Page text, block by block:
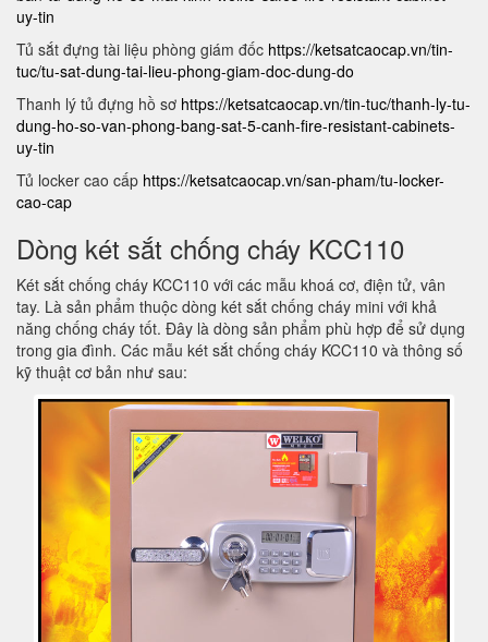
uy-tin
Tủ sắt đựng tài liệu phòng giám đốc https://ketsatcaocap.vn/tin-
tuc/tu-sat-dung-tai-lieu-phong-giam-doc-dung-do
Thanh lý tủ đựng hồ sơ https://ketsatcaocap.vn/tin-tuc/thanh-ly-tu-
dung-ho-so-van-phong-bang-sat-5-canh-fire-resistant-cabinets-
uy-tin
Tủ locker cao cấp https://ketsatcaocap.vn/san-pham/tu-locker-
cao-cap
Dòng két sắt chống cháy KCC110
Két sắt chống cháy KCC110 với các mẫu khoá cơ, điện tử, vân
tay. Là sản phẩm thuộc dòng két sắt chống cháy mini với khả
năng chống cháy tốt. Đây là dòng sản phẩm phù hợp để sử dụng
trong gia đình. Các mẫu két sắt chống cháy KCC110 và thông số
kỹ thuật cơ bản như sau: